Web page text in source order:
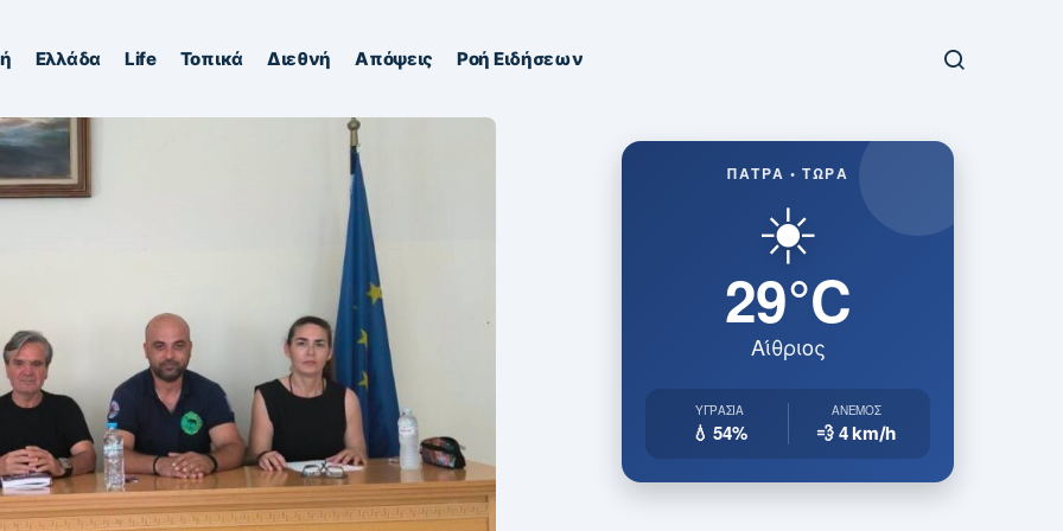
Ελλάδα Life Τοπικά Διεθνή Απόψεις Ροή Ειδήσεων
ΠΆΤΡΑ • ΤΏΡΑ
☀️
29°C
Αίθριος
ΥΓΡΑΣΊΑ
💧 54%
ΆΝΕΜΟΣ
💨 4km/h